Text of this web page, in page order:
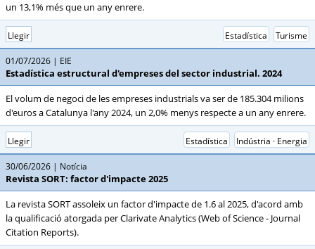
un 13,1% més que un any enrere.
Llegir Turisme
Estadística
01/07/2026 EIE
Estadística estructural d'empreses del sector industrial. 2024
El volum de negoci de les empreses industrials va ser de 185.304 milions
d'euros a Catalunya l'any 2024, un 2,0% menys respecte a un any enrere.
Llegir Indústria · Energia
Estadística
30/06/2026 Notícia
Revista SORT: factor d'impacte 2025
La revista SORT assoleix un factor d'impacte de 1.6 al 2025, d'acord amb
la qualificació atorgada per Clarivate Analytics (Web of Science - Journal
Citation Reports).